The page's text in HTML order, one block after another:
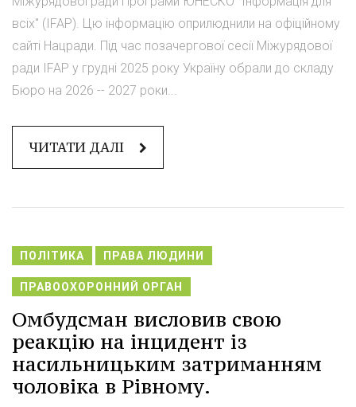
всіх" (IFAP). Цю інформацію оприлюднили на офіційному
сайті Нацради. Під час позачергової сесії Міжурядової
ради IFAP у грудні 2025 року Україну обрали до складу
Бюро на 2026 -- 2027 роки...
ЧИТАТИ ДАЛІ
ПОЛІТИКА ПРАВА ЛЮДИНИ
ПРАВООХОРОННИЙ ОРГАН
Омбудсман висловив свою
реакцію на інцидент із
насильницьким затриманням
чоловіка в Рівному.